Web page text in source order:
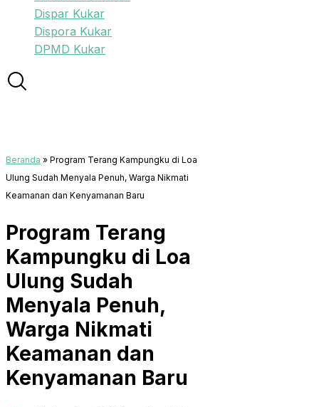
Dispar Kukar
Dispora Kukar
DPMD Kukar
Beranda » Program Terang Kampungku di Loa
Ulung Sudah Menyala Penuh, Warga Nikmati
Keamanan dan Kenyamanan Baru
Program Terang
Kampungku di Loa
Ulung Sudah
Menyala Penuh,
Warga Nikmati
Keamanan dan
Kenyamanan Baru